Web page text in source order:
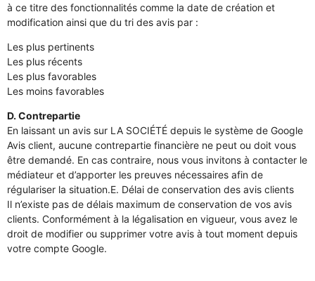
à ce titre des fonctionnalités comme la date de création et
modification ainsi que du tri des avis par :
Les plus pertinents
Les plus récents
Les plus favorables
Les moins favorables
D. Contrepartie
En laissant un avis sur LA SOCIÉTÉ depuis le système de Google
Avis client, aucune contrepartie financière ne peut ou doit vous
être demandé. En cas contraire, nous vous invitons à contacter le
médiateur et d’apporter les preuves nécessaires afin de
régulariser la situation.E. Délai de conservation des avis clients
Il n’existe pas de délais maximum de conservation de vos avis
clients. Conformément à la légalisation en vigueur, vous avez le
droit de modifier ou supprimer votre avis à tout moment depuis
votre compte Google.